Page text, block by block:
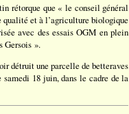
rétorque que « le conseil général
qualité et à l’agriculture biologique
avec des essais OGM en plein
Gersois ».
détruit une parcelle de betteraves
18 juin, dans le cadre de la